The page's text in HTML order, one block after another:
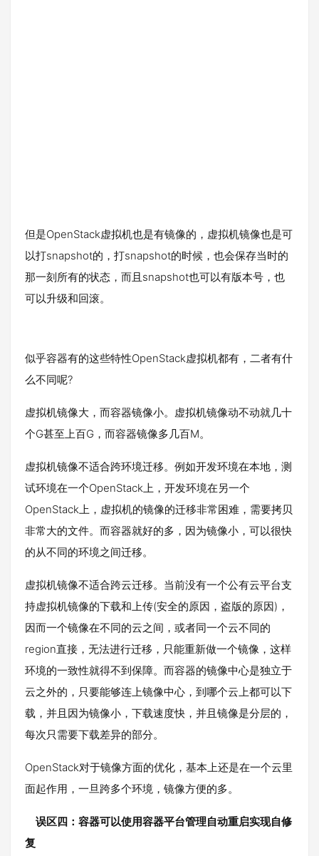
但是OpenStack虚拟机也是有镜像的，虚拟机镜像也是可
以打snapshot的，打snapshot的时候，也会保存当时的
那一刻所有的状态，而且snapshot也可以有版本号，也
可以升级和回滚。
似乎容器有的这些特性OpenStack虚拟机都有，二者有什
么不同呢?
虚拟机镜像大，而容器镜像小。虚拟机镜像动不动就几十
个G甚至上百G，而容器镜像多几百M。
虚拟机镜像不适合跨环境迁移。例如开发环境在本地，测
试环境在一个OpenStack上，开发环境在另一个
OpenStack上，虚拟机的镜像的迁移非常困难，需要拷贝
非常大的文件。而容器就好的多，因为镜像小，可以很快
的从不同的环境之间迁移。
虚拟机镜像不适合跨云迁移。当前没有一个公有云平台支
持虚拟机镜像的下载和上传(安全的原因，盗版的原因)，
因而一个镜像在不同的云之间，或者同一个云不同的
region直接，无法进行迁移，只能重新做一个镜像，这样
环境的一致性就得不到保障。而容器的镜像中心是独立于
云之外的，只要能够连上镜像中心，到哪个云上都可以下
载，并且因为镜像小，下载速度快，并且镜像是分层的，
每次只需要下载差异的部分。
OpenStack对于镜像方面的优化，基本上还是在一个云里
面起作用，一旦跨多个环境，镜像方便的多。
误区四：容器可以使用容器平台管理自动重启实现自修
复